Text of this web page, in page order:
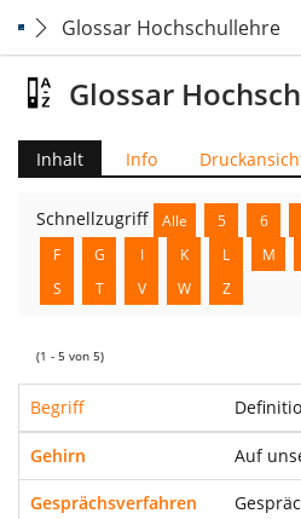
Glossar Hochschullehre
Glossar
Inhalt Info
Schnellzugriff Alle 5 6
F
G I K L M
S
T V W Z
(1 - 5 von 5)
Begriff
Gehirn Auf
Gesprächsverfahren